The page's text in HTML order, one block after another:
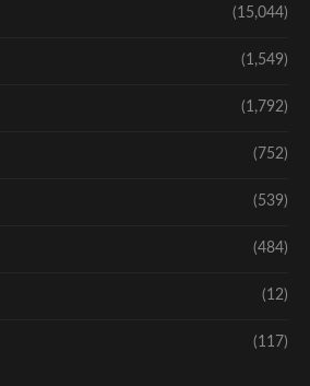
(15,044)
(1,549)
(1,792)
(752)
(539)
(484)
(12)
(117)